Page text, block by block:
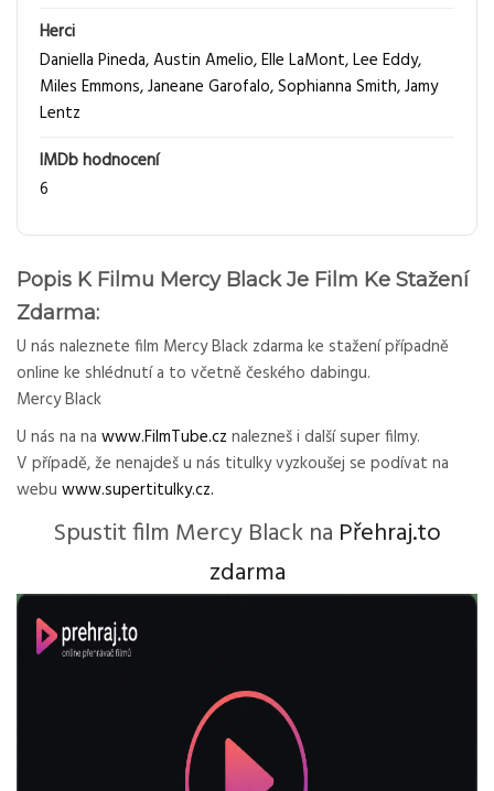
Herci
Daniella Pineda,Austin Amelio,Elle LaMont,Lee Eddy,
Miles Emmons,Janeane Garofalo,Sophianna Smith,Jamy
Lentz
IMDb hodnocení
6
Popis K Filmu Mercy Black Je Film Ke Stažení
Zdarma:
U nás naleznete film Mercy Black zdarma ke stažení případně
online ke shlédnutí a to včetně českého dabingu.
Mercy Black
U nás na na www.FilmTube.cz nalezneš i další super filmy.
V případě, že nenajdeš u nás titulky vyzkoušej se podívat na
webu www.supertitulky.cz.
Spustit film Mercy Black na Přehraj.to
zdarma